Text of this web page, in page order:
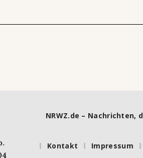
NRWZ.de – Nachrichten,
Kontakt Impressum